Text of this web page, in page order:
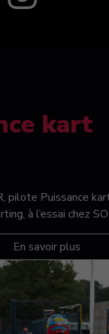
kart
pilote Puissance
à l’essai chez
En savoir plus